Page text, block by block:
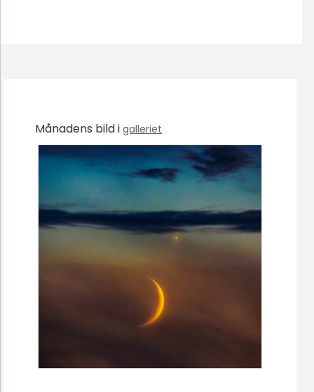
Månadens bild i galleriet